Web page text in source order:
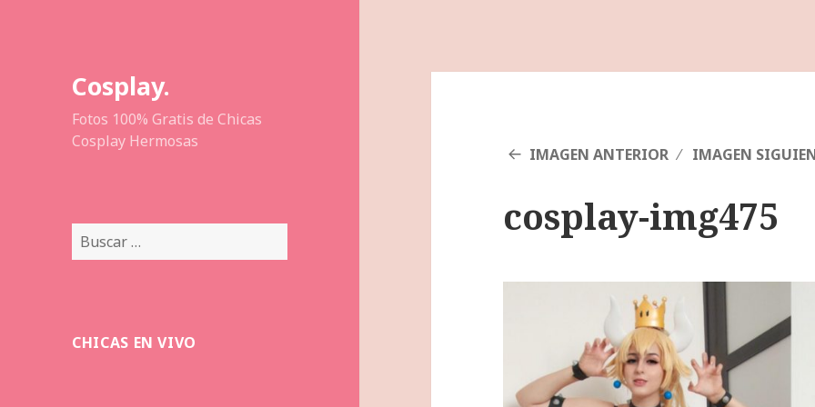
Cosplay.
Fotos 100% Gratis de Chicas
Cosplay Hermosas
Buscar:
CHICAS EN VIVO
IMAGEN ANTERIOR IMAGEN
cosplay-img475